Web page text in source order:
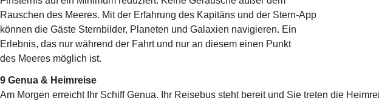
Rauschen des Meeres. Mit der Erfahrung des Kapitäns und der Stern-App
können die Gäste Sternbilder, Planeten und Galaxien navigieren. Ein
Erlebnis, das nur während der Fahrt und nur an diesem einen Punkt
des Meeres möglich ist.
9 Genua & Heimreise
Am Morgen erreicht Ihr Schiff Genua. Ihr Reisebus steht bereit und Sie treten die